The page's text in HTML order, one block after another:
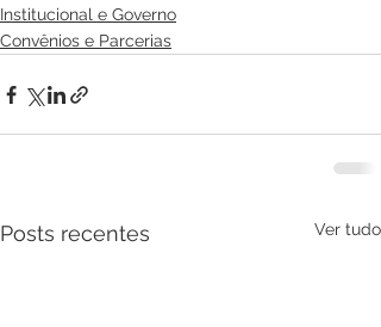
Institucional e Governo
Convênios e Parcerias
Posts recentes Ver tudo